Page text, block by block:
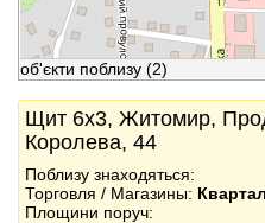
об'єкти поблизу (2)
Щит 6x3, Житомир,
Королева, 44
Поблизу знаходяться:
Торговля / Магазины: Квартал
Площини поруч: